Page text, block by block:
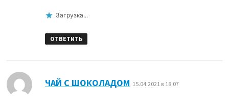
Загрузка...
ОТВЕТИТЬ
ЧАЙ С ШОКОЛАДОМ 15.04.2021 в 18:07